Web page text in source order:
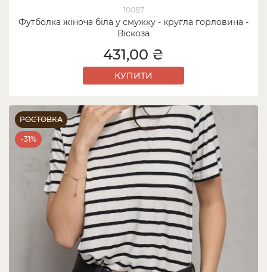
10087
Футболка жіноча біла у смужку - кругла горловина -
Віскоза
431,00 ₴
КУПИТИ
РОСТОВКА
-31%